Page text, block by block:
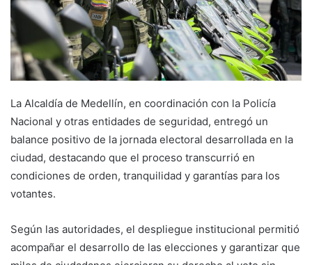
La Alcaldía de Medellín, en coordinación con la Policía
Nacional y otras entidades de seguridad, entregó un
balance positivo de la jornada electoral desarrollada en la
ciudad, destacando que el proceso transcurrió en
condiciones de orden, tranquilidad y garantías para los
votantes.
Según las autoridades, el despliegue institucional permitió
acompañar el desarrollo de las elecciones y garantizar que